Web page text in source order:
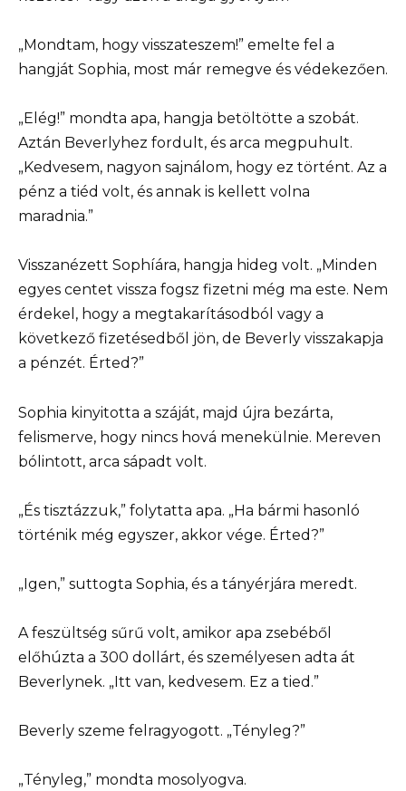
„Mondtam, hogy visszateszem!” emelte fel a
hangját Sophia, most már remegve és védekezően.
„Elég!” mondta apa, hangja betöltötte a szobát.
Aztán Beverlyhez fordult, és arca megpuhult.
„Kedvesem, nagyon sajnálom, hogy ez történt. Az a
pénz a tiéd volt, és annak is kellett volna
maradnia.”
Visszanézett Sophíára, hangja hideg volt. „Minden
egyes centet vissza fogsz fizetni még ma este. Nem
érdekel, hogy a megtakarításodból vagy a
következő fizetésedből jön, de Beverly visszakapja
a pénzét. Érted?”
Sophia kinyitotta a száját, majd újra bezárta,
felismerve, hogy nincs hová menekülnie. Mereven
bólintott, arca sápadt volt.
„És tisztázzuk,” folytatta apa. „Ha bármi hasonló
történik még egyszer, akkor vége. Érted?”
„Igen,” suttogta Sophia, és a tányérjára meredt.
A feszültség sűrű volt, amikor apa zsebéből
előhúzta a 300 dollárt, és személyesen adta át
Beverlynek. „Itt van, kedvesem. Ez a tied.”
Beverly szeme felragyogott. „Tényleg?”
„Tényleg,” mondta mosolyogva.